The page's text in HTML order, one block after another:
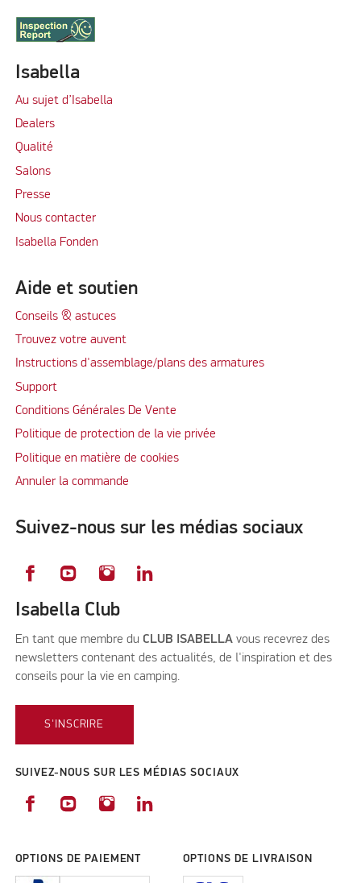
Isabella
Au sujet d’Isabella
Dealers
Qualité
Salons
Presse
Nous contacter
Isabella Fonden
Aide et soutien
Conseils & astuces
Trouvez votre auvent
Instructions d'assemblage/plans des armatures
Support
Conditions Générales De Vente
Politique de protection de la vie privée
Politique en matière de cookies
Annuler la commande
Suivez-nous sur les médias sociaux
Isabella Club
En tant que membre du CLUB ISABELLA vous recevrez des
newsletters contenant des actualités, de l'inspiration et des
conseils pour la vie en camping.
S'INSCRIRE
SUIVEZ-NOUS SUR LES MÉDIAS SOCIAUX
OPTIONS DE PAIEMENT OPTIONS DE LIVRAISON